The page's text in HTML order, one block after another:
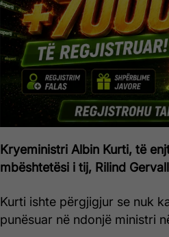
Kryeministri Albin Kurti, të
mbështetësi i tij, Rilind
Kurti ishte përgjigjur se nuk
punësuar në ndonjë ministri